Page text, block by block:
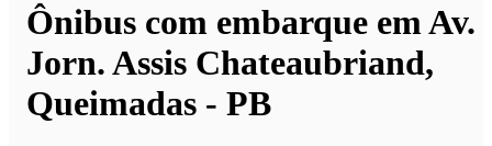
Ônibus com embarque em Av.
Jorn. Assis Chateaubriand,
Queimadas - PB